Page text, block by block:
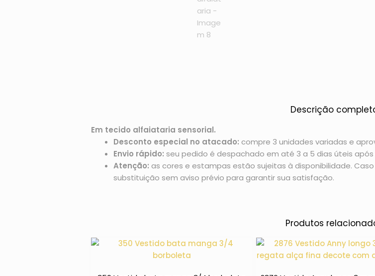
Descrição
Em tecido alfaiataria sensorial.
Desconto especial no atacado: compre 3 unidades variadas e
Envio rápido: seu pedido é despachado em até 3 a 5 dias úteis
Atenção: as cores e estampas estão sujeitas à disponibilidade.
substituição sem aviso prévio para garantir sua satisfação.
Produtos